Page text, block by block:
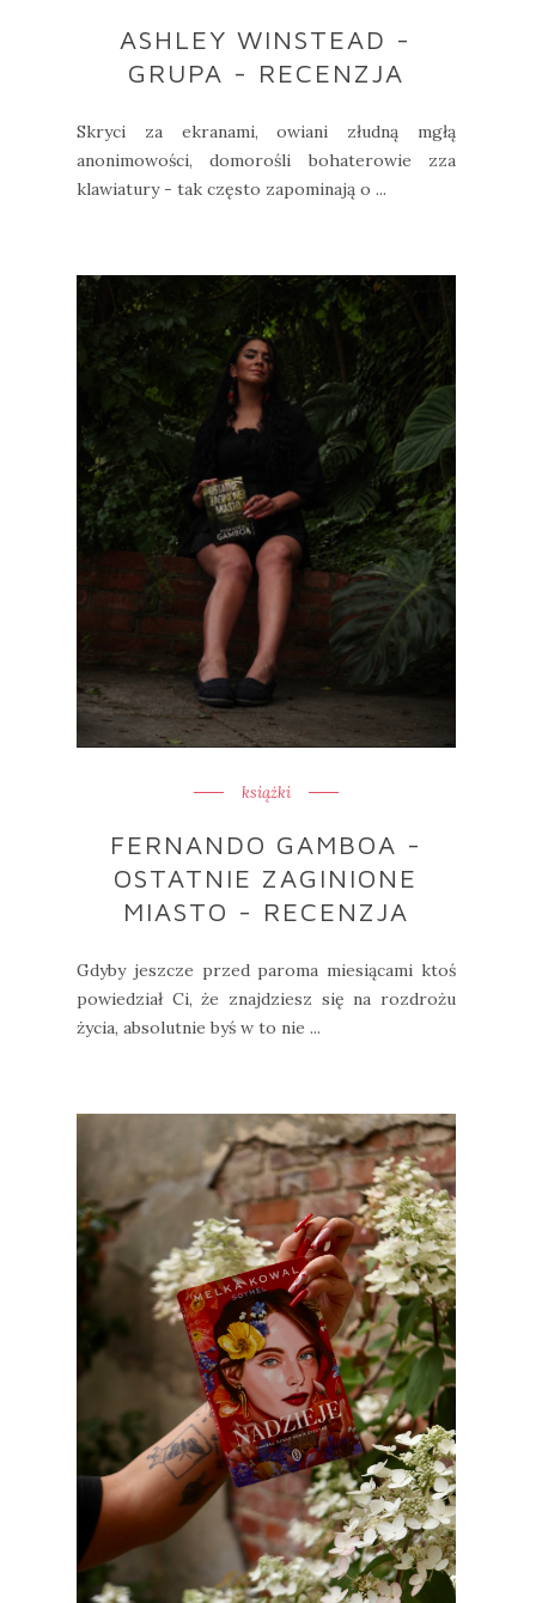
ASHLEY WINSTEAD -
GRUPA - RECENZJA
Skryci za ekranami, owiani złudną mgłą
anonimowości, domorośli bohaterowie zza
klawiatury - tak często zapominają o ...
książki
FERNANDO GAMBOA -
OSTATNIE ZAGINIONE
MIASTO - RECENZJA
Gdyby jeszcze przed paroma miesiącami ktoś
powiedział Ci, że znajdziesz się na rozdrożu
życia, absolutnie byś w to nie ...